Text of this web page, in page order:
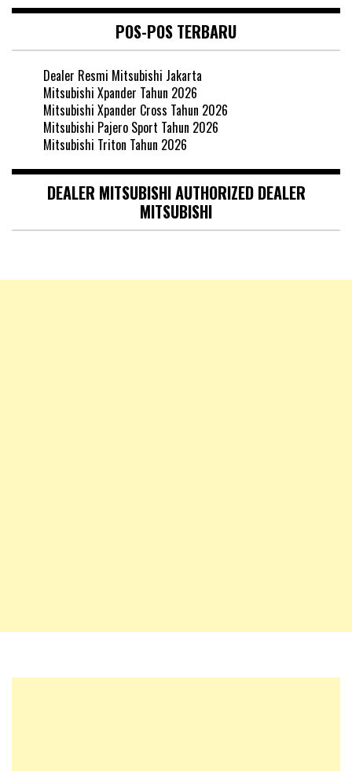
POS-POS TERBARU
Dealer Resmi Mitsubishi Jakarta
Mitsubishi Xpander Tahun 2026
Mitsubishi Xpander Cross Tahun 2026
Mitsubishi Pajero Sport Tahun 2026
Mitsubishi Triton Tahun 2026
DEALER MITSUBISHI AUTHORIZED DEALER
MITSUBISHI